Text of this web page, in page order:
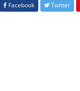
Facebook Twitter